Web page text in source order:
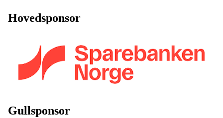
Hovedsponsor
Gullsponsor